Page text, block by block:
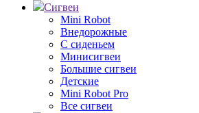
Сигвеи
Mini Robot
Внедорожные
С сиденьем
Минисигвеи
Большие сигвеи
Детские
Mini Robot Pro
Все сигвеи